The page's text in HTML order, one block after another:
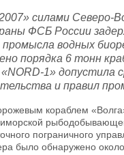
силами Северо-
ФСБ России
водных
порядка 6 тонн
1» допустила
и правил
кораблем
пограничного
было обнаружено